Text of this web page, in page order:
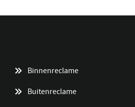
Binnenreclame
Buitenreclame